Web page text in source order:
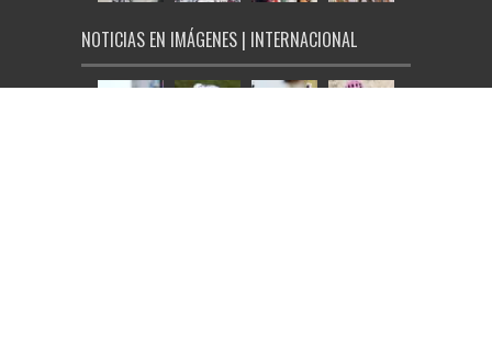
NOTICIAS EN IMÁGENES | INTERNACIONAL